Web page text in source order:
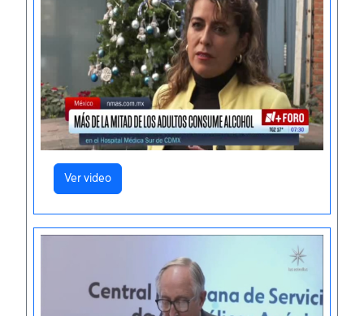
Ver video